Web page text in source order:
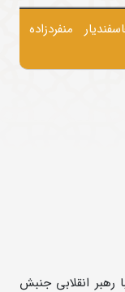
منفردزاده
انقلابی جنبش